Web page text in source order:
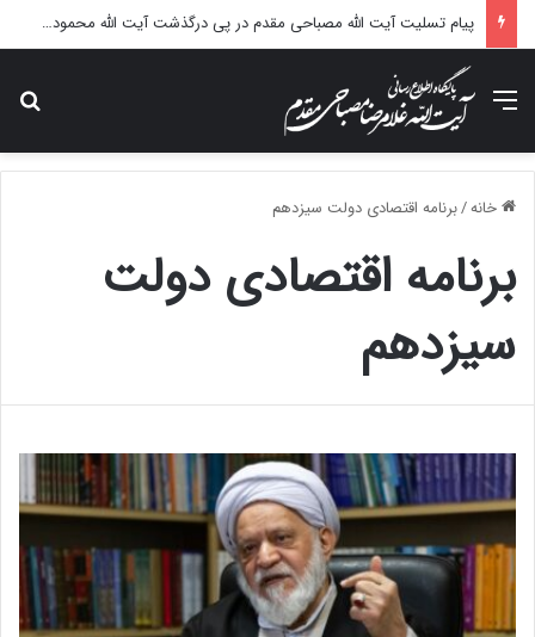
پیام تسلیت آیت الله مصباحی مقدم در پی درگذشت آیت الله محمودی گلپایگانی
منو
خانه/برنامه اقتصادی دولت سیزدهم
برنامه اقتصادی دولت
سیزدهم